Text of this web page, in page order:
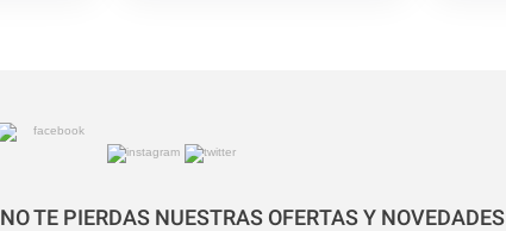
NO TE PIERDAS NUESTRAS OFERTAS Y NOVEDADES